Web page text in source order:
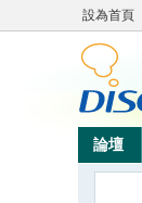
設為首頁
論壇